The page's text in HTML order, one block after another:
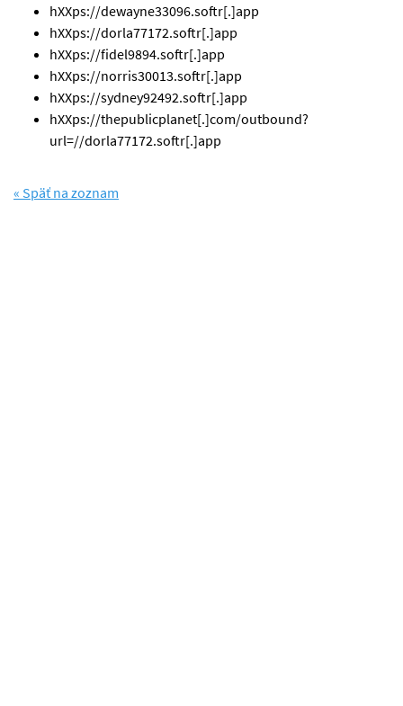
hXXps://dewayne33096.softr[.]app
hXXps://dorla77172.softr[.]app
hXXps://fidel9894.softr[.]app
hXXps://norris30013.softr[.]app
hXXps://sydney92492.softr[.]app
hXXps://thepublicplanet[.]com/outbound?
url=//dorla77172.softr[.]app
« Späť na zoznam